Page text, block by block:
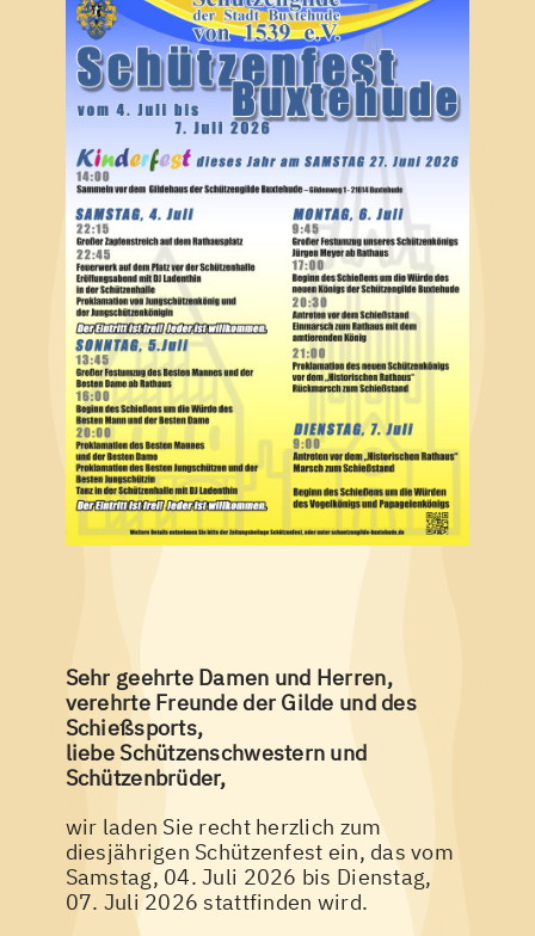
Sehr geehrte Damen und Herren,
verehrte Freunde der Gilde und des
Schießsports,
liebe Schützenschwestern und
Schützenbrüder,
wir laden Sie recht herzlich zum
diesjährigen Schützenfest ein, das vom
Samstag, 04. Juli 2026 bis Dienstag,
07. Juli 2026 stattfinden wird.